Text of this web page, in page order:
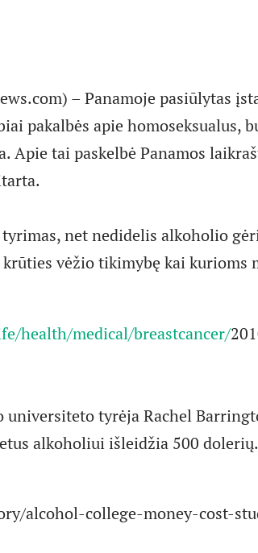
– Panamoje pasiūlytas
pakalbės apie homoseksualus,
Apie tai paskelbė Panamos
net nedidelis alkoholio
vėžio tikimybę kai kurioms
health/medical/breastcancer/
universiteto tyrėja Rachel
alkoholiui išleidžia 500
alcohol-college-money-cost-